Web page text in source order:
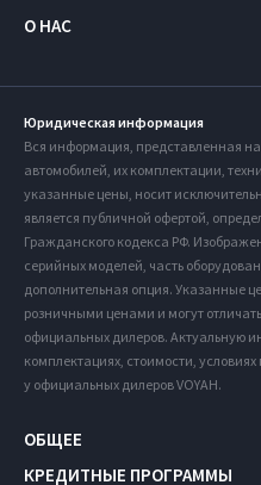
О НАС
Юридическая информация
Вся информация, представленная
автомобилей, их комплектации,
указанные цены, носит
является публичной офертой,
Гражданского кодекса РФ.
серийных моделей, часть
дополнительная опция. Указанные
розничными ценами и могут
официальных дилеров. Актуальную
комплектациях, стоимости,
у официальных дилеров VOYAH.
ОБЩЕЕ
КРЕДИТНЫЕ ПРОГРАММЫ